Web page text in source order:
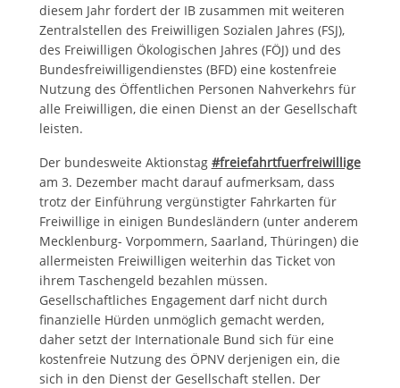
diesem Jahr fordert der IB zusammen mit weiteren
Zentralstellen des Freiwilligen Sozialen Jahres (FSJ),
des Freiwilligen Ökologischen Jahres (FÖJ) und des
Bundesfreiwilligendienstes (BFD) eine kostenfreie
Nutzung des Öffentlichen Personen Nahverkehrs für
alle Freiwilligen, die einen Dienst an der Gesellschaft
leisten.
Der bundesweite Aktionstag #freiefahrtfuerfreiwillige
am 3. Dezember macht darauf aufmerksam, dass
trotz der Einführung vergünstigter Fahrkarten für
Freiwillige in einigen Bundesländern (unter anderem
Mecklenburg- Vorpommern, Saarland, Thüringen) die
allermeisten Freiwilligen weiterhin das Ticket von
ihrem Taschengeld bezahlen müssen.
Gesellschaftliches Engagement darf nicht durch
finanzielle Hürden unmöglich gemacht werden,
daher setzt der Internationale Bund sich für eine
kostenfreie Nutzung des ÖPNV derjenigen ein, die
sich in den Dienst der Gesellschaft stellen. Der